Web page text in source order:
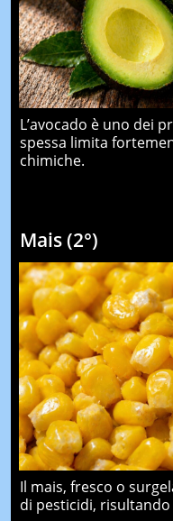
L’avocado è uno dei
spessa limita
chimiche.
Mais (2°)
Il mais, fresco o
di pesticidi,